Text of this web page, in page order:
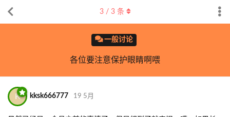
一般讨论
各位要注意保护眼睛啊喂
3/ 3条
K kksk666777 19 5月